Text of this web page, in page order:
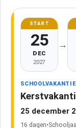
START
25
DEC
2027
→
SCHOOLVAKANTIE
25 december
16 dagen•